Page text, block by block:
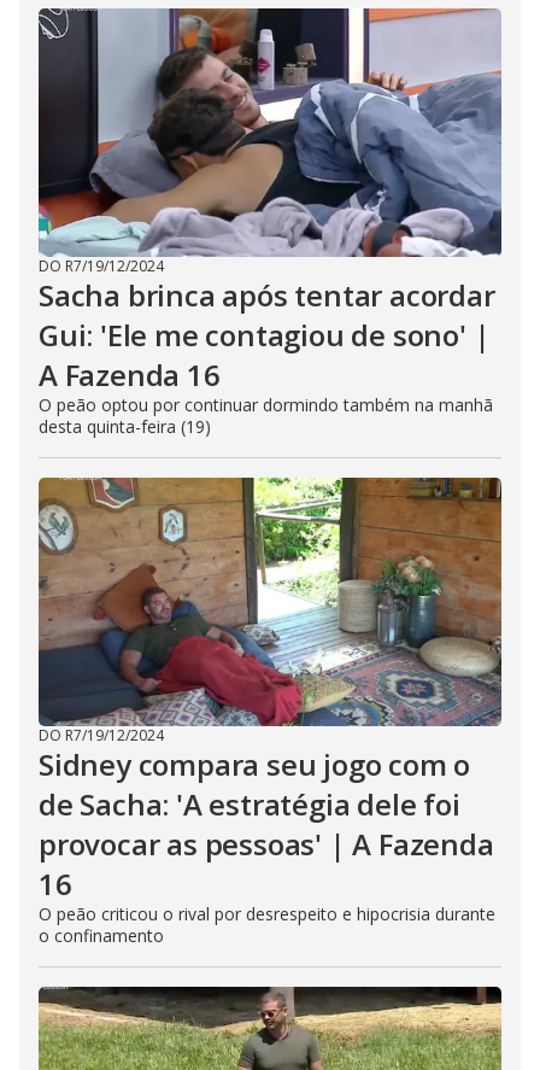
DO R7/19/12/2024
Sacha brinca após tentar acordar
Gui: 'Ele me contagiou de sono' |
A Fazenda 16
O peão optou por continuar dormindo também na manhã
desta quinta-feira (19)
DO R7/19/12/2024
Sidney compara seu jogo com o
de Sacha: 'A estratégia dele foi
provocar as pessoas' | A Fazenda
16
O peão criticou o rival por desrespeito e hipocrisia durante
o confinamento